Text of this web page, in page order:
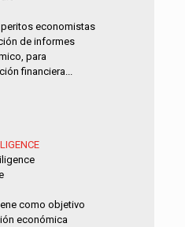
economistas
de informes
para
financiera...
como objetivo
económica